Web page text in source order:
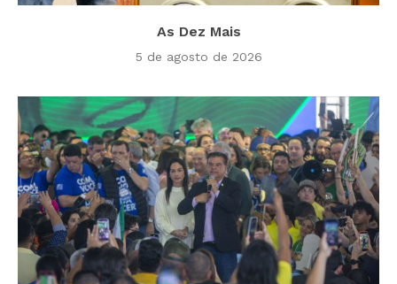
As Dez Mais
5 de agosto de 2026